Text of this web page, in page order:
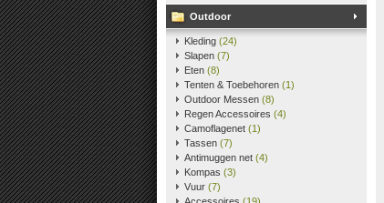
Outdoor
Kleding (24)
Slapen (7)
Eten (8)
Tenten & Toebehoren (1)
Outdoor Messen (8)
Regen Accessoires (4)
Camoflagenet (1)
Tassen (7)
Antimuggen net (4)
Kompas (3)
Vuur (7)